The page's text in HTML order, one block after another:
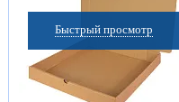
Быстрый просмотр